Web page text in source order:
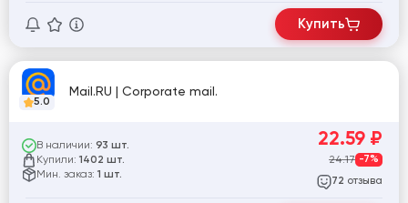
Купить
5.0
Mail.RU | Corporate mail.
В наличии: 93 шт.
Купили: 1402 шт.
Мин. заказ: 1 шт.
22.59 ₽
24.17 -7%
72 отзыва